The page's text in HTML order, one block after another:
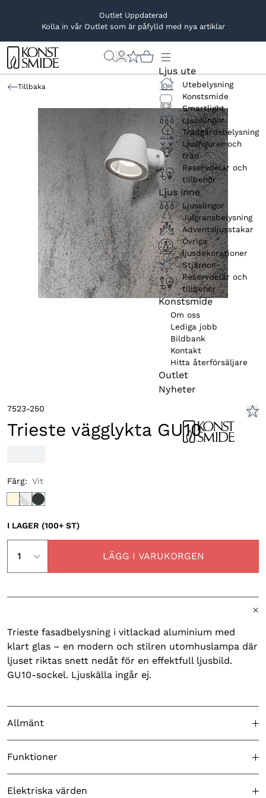
Outlet Uppdaterad
Kolla in vår Outlet som är påfylld med nya artiklar
Ljus ute
Utebelysning
Konstsmide
Smartlight
Ljusslingor
Trädgårdsbelysning
Ljusfigurer och
träd
Reservdelar och
tillbehör
Ljus inne
Ljusslingor
Julgransbelysning
Adventsljusstakar
Övriga
ljusdekorationer
Stjärnor
Reservdelar och
tillbehör
Konstsmide
Om oss
Lediga jobb
Bildbank
Kontakt
Hitta återförsäljare
Outlet
Nyheter
Tillbaka
7523-250
Trieste vägglykta GU10
Färg: Vit
I LAGER (100+ ST)
LÄGG I VARUKORGEN
Trieste fasadbelysning i vitlackad aluminium med
klart glas – en modern och stilren utomhuslampa där
ljuset riktas snett nedåt för en effektfull ljusbild.
GU10-sockel. Ljuskälla ingår ej.
Allmänt
Godkänd för utomhusbruk Ja
Färg (produkt) Vit
Funktioner
Ingjutningsfäste ingår N/A
Elektriska värden